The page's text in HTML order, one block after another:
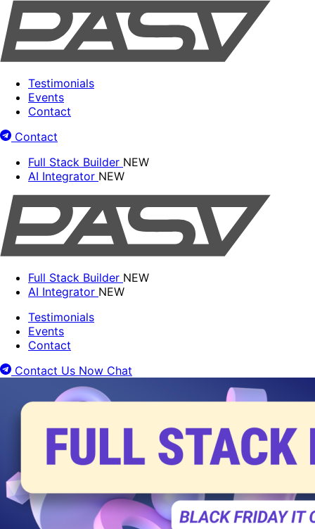
Testimonials
Events
Contact
Contact
Full Stack Builder NEW
AI Integrator NEW
Full Stack Builder NEW
AI Integrator NEW
Testimonials
Events
Contact
Contact Us Now Chat